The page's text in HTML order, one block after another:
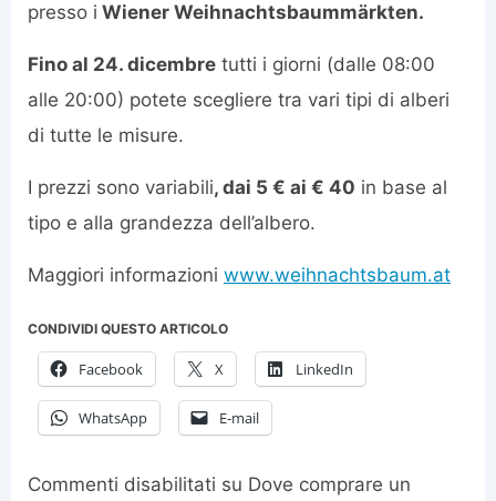
presso i Wiener Weihnachtsbaummärkten.
Fino al 24. dicembre tutti i giorni (dalle 08:00
alle 20:00) potete scegliere tra vari tipi di alberi
di tutte le misure.
I prezzi sono variabili, dai 5 € ai € 40 in base al
tipo e alla grandezza dell’albero.
Maggiori informazioni www.weihnachtsbaum.at
CONDIVIDI QUESTO ARTICOLO
Facebook X LinkedIn
WhatsApp E-mail
Commenti disabilitati su Dove comprare un